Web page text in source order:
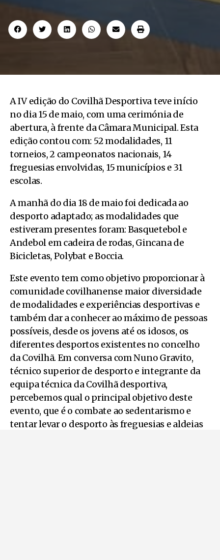
A IV edição do Covilhã Desportiva teve início
no dia 15 de maio, com uma cerimónia de
abertura, à frente da Câmara Municipal. Esta
edição contou com: 52 modalidades, 11
torneios, 2 campeonatos nacionais, 14
freguesias envolvidas, 15 municípios e 31
escolas.
A manhã do dia 18 de maio foi dedicada ao
desporto adaptado; as modalidades que
estiveram presentes foram: Basquetebol e
Andebol em cadeira de rodas, Gincana de
Bicicletas, Polybat e Boccia.
Este evento tem como objetivo proporcionar à
comunidade covilhanense maior diversidade
de modalidades e experiências desportivas e
também dar a conhecer ao máximo de pessoas
possíveis, desde os jovens até os idosos, os
diferentes desportos existentes no concelho
da Covilhã. Em conversa com Nuno Gravito,
técnico superior de desporto e integrante da
equipa técnica da Covilhã desportiva,
percebemos qual o principal objetivo deste
evento, que é o combate ao sedentarismo e
tentar levar o desporto às freguesias e aldeias